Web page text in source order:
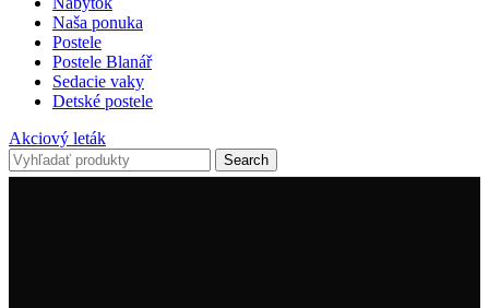
Naša ponuka
Postele
Postele Blanář
Sedacie vaky
Detské postele
Akciový leták
Search